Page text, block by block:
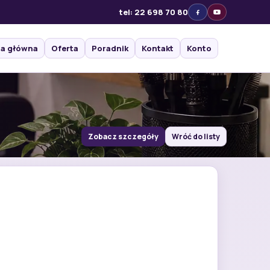
tel: 22 698 70 80
główna Oferta Poradnik Kontakt Konto
Zobacz szczegóły Wróć do listy